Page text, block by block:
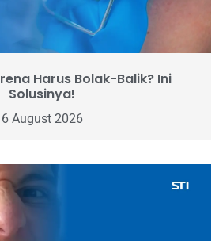
Harus Bolak-Balik? Ini
Solusinya!
6 August 2026